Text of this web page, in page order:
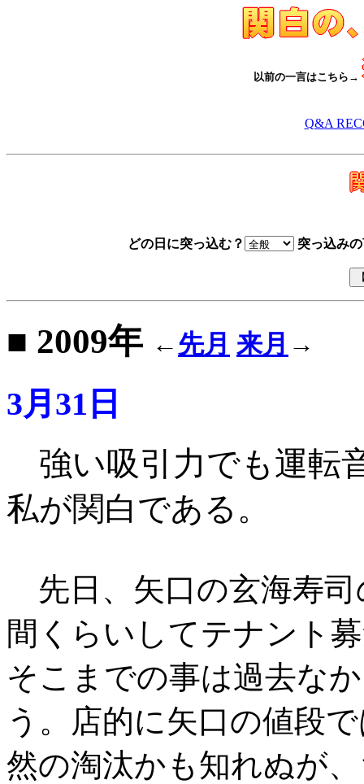
以前の一言はこちら→
Q&A
どの日に突っ込む？ 突っ込み
■ 2009年 ← 先月 来月 →
3月31日
強い吸引力でも運転
私が関白である。
先日、矢口の玄海寿
間くらいしてテナント
そこまでの事は過去な
う。店的に矢口の値段
然の淘汰かも知れぬが